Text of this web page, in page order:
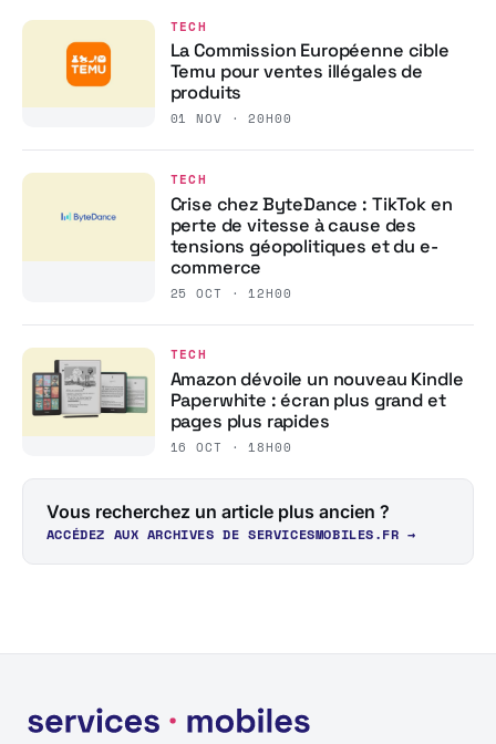
TECH
La Commission Européenne cible
Temu pour ventes illégales de
produits
01 NOV · 20H00
TECH
Crise chez ByteDance : TikTok en
perte de vitesse à cause des
tensions géopolitiques et du e-
commerce
25 OCT · 12H00
TECH
Amazon dévoile un nouveau Kindle
Paperwhite : écran plus grand et
pages plus rapides
16 OCT · 18H00
Vous recherchez un article plus ancien ?
ACCÉDEZ AUX ARCHIVES DE SERVICESMOBILES.FR →